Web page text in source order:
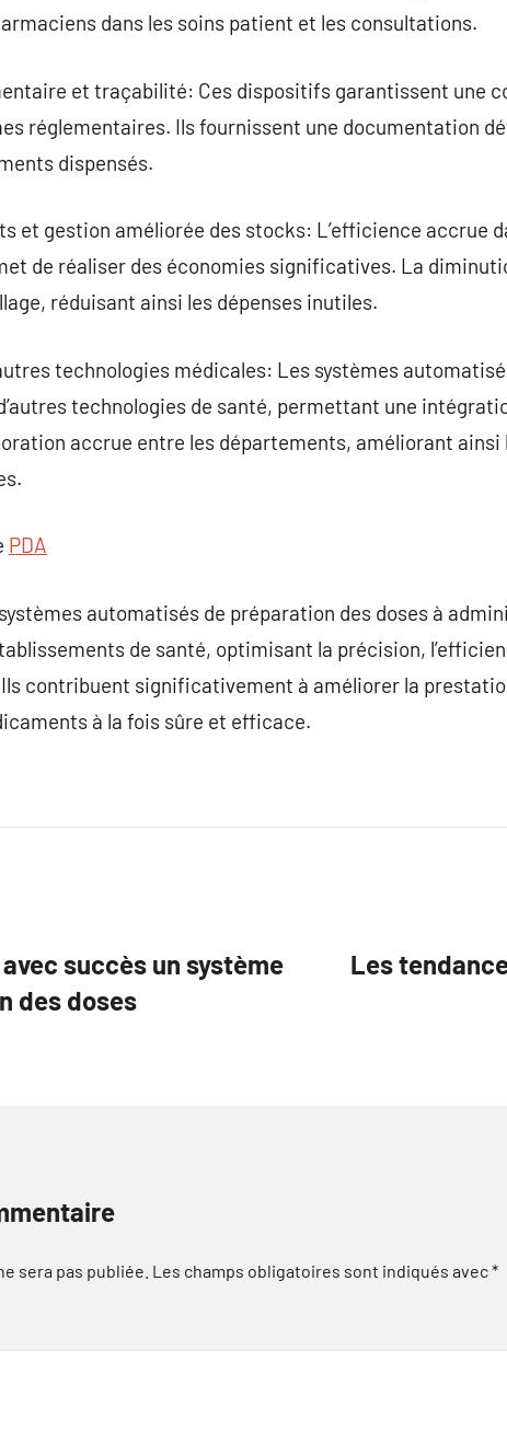
dans les soins patient et les consultations.
et traçabilité: Ces dispositifs garantissent une
réglementaires. Ils fournissent une documentation
dispensés.
et gestion améliorée des stocks: L’efficience accrue
de réaliser des économies significatives. La
réduisant ainsi les dépenses inutiles.
technologies médicales: Les systèmes
technologies de santé, permettant une
accrue entre les départements, améliorant ainsi
PDA
automatisés de préparation des doses à
de santé, optimisant la précision,
contribuent significativement à améliorer la
à la fois sûre et efficace.
succès un système
des doses
Les
sera pas publiée. Les champs obligatoires sont indiqués avec*